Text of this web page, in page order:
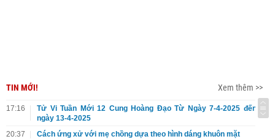
TIN MỚI! Xem thêm >>
17:16
Tử Vi Tuần Mới 12 Cung Hoàng Đạo Từ Ngày 7-4-2025 đến
ngày 13-4-2025
20:37
Cách ứng xử với mẹ chồng dựa theo hình dáng khuôn mặt